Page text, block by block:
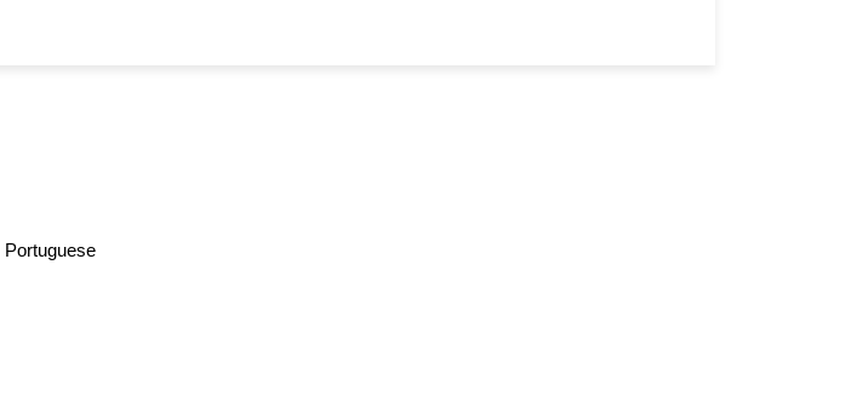
Portuguese